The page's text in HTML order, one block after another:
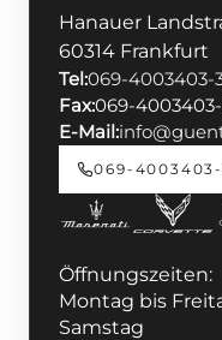
Hanauer
60314 Frankfurt
Tel:069-4003403-
Fax:069-
E-Mail:
069-
Öffnungszeiten:
Montag bis
Samstag